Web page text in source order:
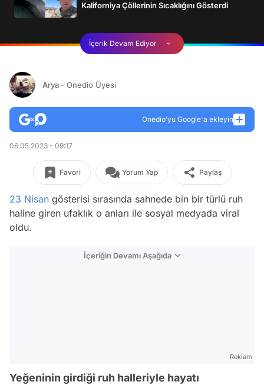
Kaliforniya Çöllerinin Sıcaklığını Gösterdi
İçerik Devam Ediyor
Arya - Onedio Üyesi
Onedio’yu Google'a ekleyin
06.05.2023 - 09:17
Favori Yorum Yap Paylaş
23 Nisan gösterisi sırasında sahnede bin bir türlü ruh
haline giren ufaklık o anları ile sosyal medyada viral
oldu.
İçeriğin Devamı Aşağıda
Reklam
Yeğeninin girdiği ruh halleriyle hayatı